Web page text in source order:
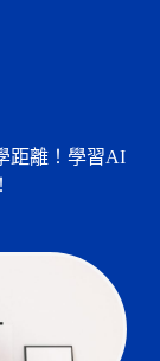
距離！學習AI